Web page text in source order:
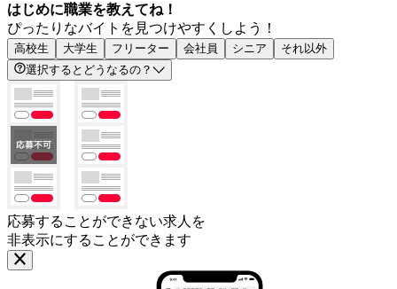
はじめに職業を教えてね！
ぴったりなバイトを見つけやすくしよう！
高校生 大学生 フリーター 会社員 シニア
それ以外
選択するとどうなるの？
応募することができない求人を
非表示にすることができます